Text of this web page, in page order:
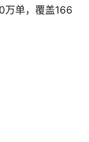
万单，覆盖166